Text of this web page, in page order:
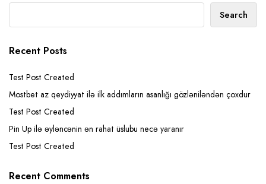
Search
Recent Posts
Test Post Created
Mostbet az qeydiyyat ilə ilk addımların asanlığı gözləniləndən çoxdur
Test Post Created
Pin Up ilə əyləncənin ən rahat üslubu necə yaranır
Test Post Created
Recent Comments